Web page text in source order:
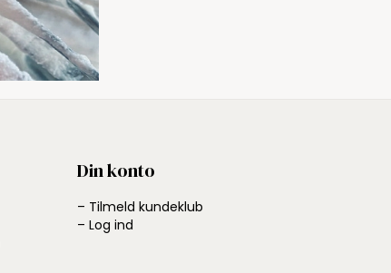
Din konto
– Tilmeld kundeklub
– Log ind